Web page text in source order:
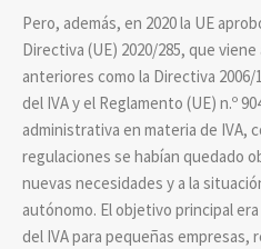
Pero, además, en 2020 la UE
Directiva (UE) 2020/285, que
anteriores como la Directiva
del IVA y el Reglamento (UE) n.º
administrativa en materia de IVA,
regulaciones se habían quedado
nuevas necesidades y a la
autónomo. El objetivo principal
del IVA para pequeñas